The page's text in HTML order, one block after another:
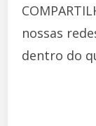
nossas
dentro do